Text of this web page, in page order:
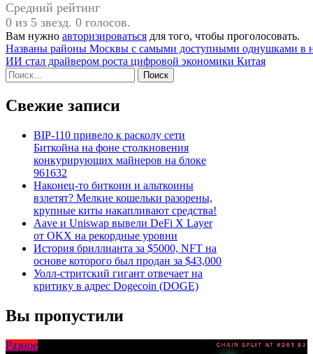
Средний рейтинг
0 из 5 звезд. 0 голосов.
Вам нужно авторизироваться для того, чтобы проголосовать.
Навигация
по
записям
Названы районы Москвы с самыми доступными однушками в
ИИ стал драйвером роста цифровой экономики Китая
Найти:
Свежие записи
BIP-110 привело к расколу сети
Биткойна на фоне столкновения
конкурирующих майнеров на блоке
961632
Наконец-то биткоин и альткоины
взлетят? Мелкие кошельки разорены,
крупные киты накапливают средства!
Aave и Uniswap вывели DeFi X Layer
от OKX на рекордные уровни
История бриллианта за $5000, NFT на
основе которого был продан за $43,000
Уолл-стритский гигант отвечает на
критику в адрес Dogecoin (DOGE)
Вы пропустили
Разное